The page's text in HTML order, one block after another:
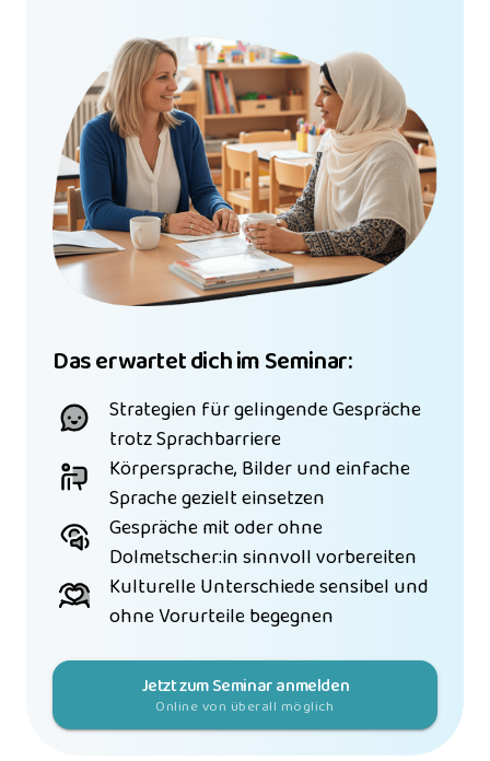
Das erwartet dich im Seminar:
Strategien für gelingende Gespräche
trotz Sprachbarriere
Körpersprache, Bilder und einfache
Sprache gezielt einsetzen
Gespräche mit oder ohne
Dolmetscher:in sinnvoll vorbereiten
Kulturelle Unterschiede sensibel und
ohne Vorurteile begegnen
Jetzt zum Seminar anmelden
Online von überall möglich